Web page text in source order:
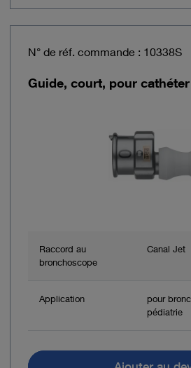
N° de réf. commande : 10338S
Guide, court, pour
Raccord au
bronchoscope
Canal Jet
Application
pour
pédiatrie